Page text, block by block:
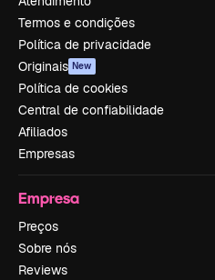
Termos e condições
Política de privacidade
Originais New
Política de cookies
Central de confiabilidade
Afiliados
Empresas
Empresa
Preços
Sobre nós
Reviews